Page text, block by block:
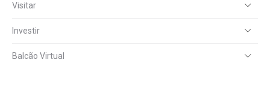
Visitar
Investir
Balcão Virtual